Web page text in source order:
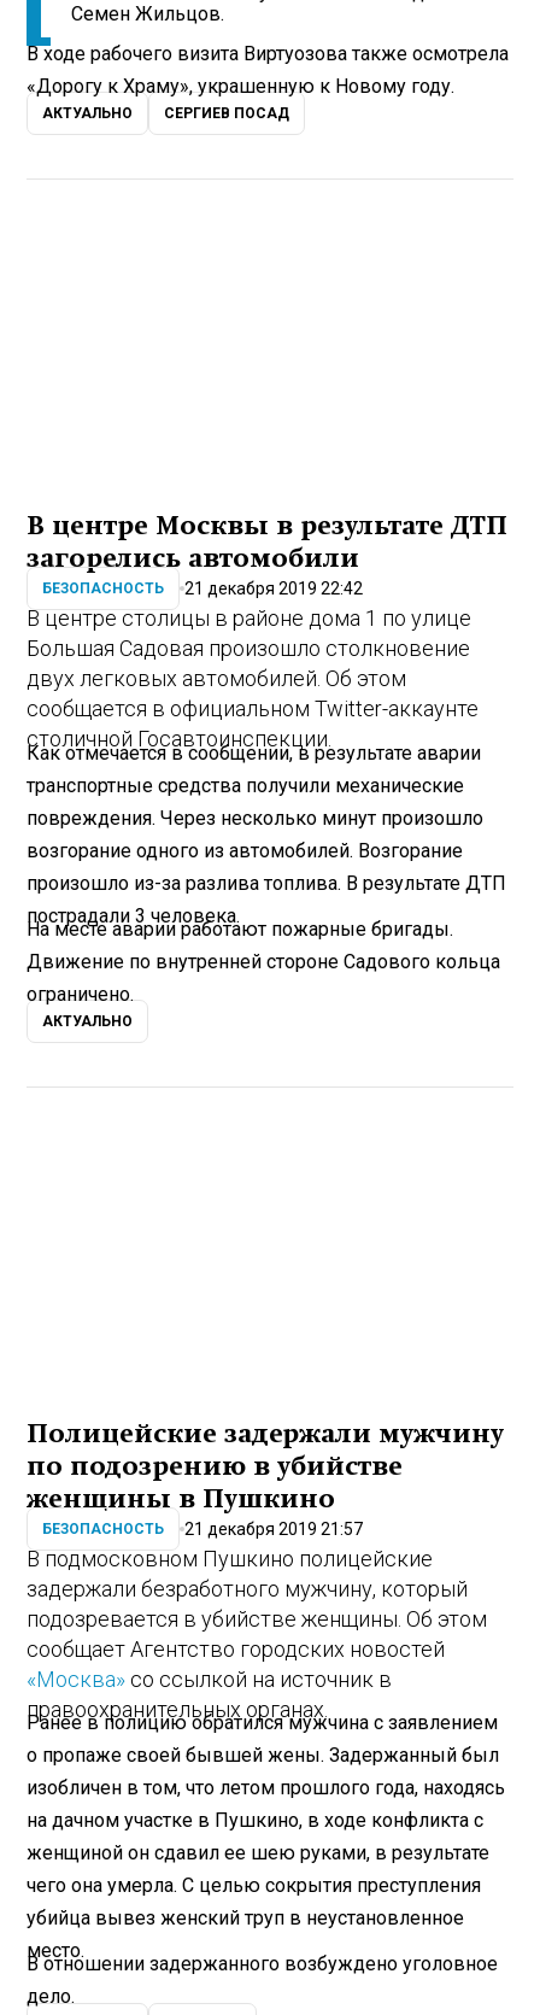
Семен Жильцов.
В ходе рабочего визита Виртуозова также осмотрела
«Дорогу к Храму», украшенную к Новому году.
АКТУАЛЬНО СЕРГИЕВ ПОСАД
В центре Москвы в результате ДТП
загорелись автомобили
БЕЗОПАСНОСТЬ 21 декабря 2019 22:42
В центре столицы в районе дома 1 по улице
Большая Садовая произошло столкновение
двух легковых автомобилей. Об этом
сообщается в официальном Twitter-аккаунте
столичной Госавтоинспекции.
Как отмечается в сообщении, в результате аварии
транспортные средства получили механические
повреждения. Через несколько минут произошло
возгорание одного из автомобилей. Возгорание
произошло из-за разлива топлива. В результате ДТП
пострадали 3 человека.
На месте аварии работают пожарные бригады.
Движение по внутренней стороне Садового кольца
ограничено.
АКТУАЛЬНО
Полицейские задержали мужчину
по подозрению в убийстве
женщины в Пушкино
БЕЗОПАСНОСТЬ 21 декабря 2019 21:57
В подмосковном Пушкино полицейские
задержали безработного мужчину, который
подозревается в убийстве женщины. Об этом
сообщает Агентство городских новостей
«Москва» со ссылкой на источник в
правоохранительных органах.
Ранее в полицию обратился мужчина с заявлением
о пропаже своей бывшей жены. Задержанный был
изобличен в том, что летом прошлого года, находясь
на дачном участке в Пушкино, в ходе конфликта с
женщиной он сдавил ее шею руками, в результате
чего она умерла. С целью сокрытия преступления
убийца вывез женский труп в неустановленное
место.
В отношении задержанного возбуждено уголовное
дело.